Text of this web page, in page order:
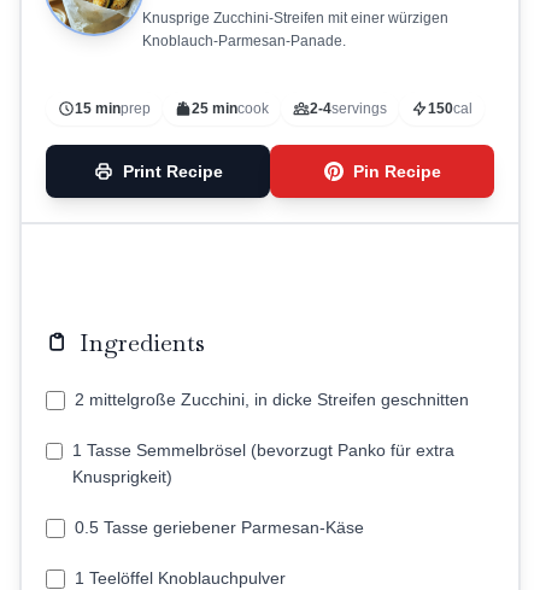
Knusprige Zucchini-Streifen mit einer würzigen
Knoblauch-Parmesan-Panade.
15 minprep 25 mincook 2-4servings 150cal
Print Recipe Pin Recipe
Ingredients
2 mittelgroße Zucchini, in dicke Streifen geschnitten
1 Tasse Semmelbrösel (bevorzugt Panko für extra
Knusprigkeit)
0.5 Tasse geriebener Parmesan-Käse
1 Teelöffel Knoblauchpulver